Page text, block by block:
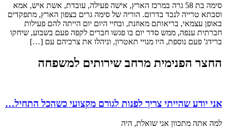
סימה בת 58 גרה במרכז הארץ, אישה פעילה, עובדת, אשת איש, אמא
וסבתא טרייה לנכד בדרום. הוריה של סימה גרים בצפון הארץ, מתפקדים
באופן עצמאי, בריאותם מאוזנת, ובחיי היום יום הייתה להם פעילות
חברתית ענפה, ממש סדר יום בו פגשו חברים לקפה פעם בשבוע, שיחקו
ברידג' פעם נוספת, היו מנויי תאטרון, וניהלו את צרכיהם עם […]
החצר הפנימית מרחב שירותים למשפחה
אני יודע שהייתי צריך לפנות לגורם מקצועי כשהכל התחיל…
למה אתה מתכוון אני שואלת, היה